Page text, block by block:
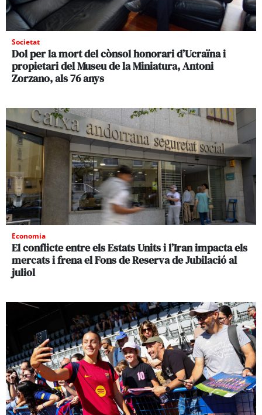
Societat
Dol per la mort del cònsol honorari d’Ucraïna i
propietari del Museu de la Miniatura, Antoni
Zorzano, als 76 anys
Economia
El conflicte entre els Estats Units i l’Iran impacta els
mercats i frena el Fons de Reserva de Jubilació al
juliol